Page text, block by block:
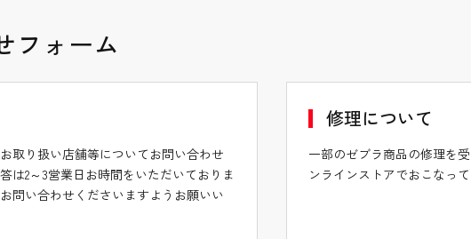
フォーム
取り扱い店舗等についてお問い合わせ
は2～3営業日お時間をいただいておりま
問い合わせくださいますようお願いい
修理について
一部のゼブラ商品の修理を
ンラインストアでおこなっ